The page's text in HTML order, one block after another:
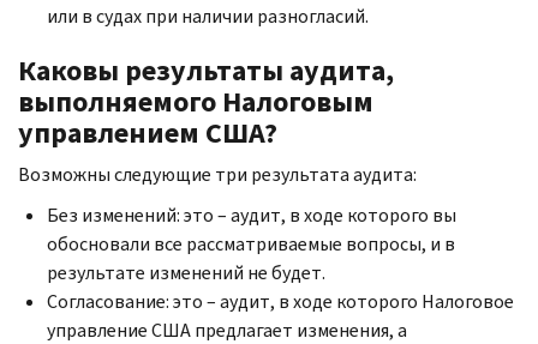
или в судах при наличии разногласий.
Каковы результаты аудита,
выполняемого Налоговым
управлением США?
Возможны следующие три результата аудита:
Без изменений: это – аудит, в ходе которого вы
обосновали все рассматриваемые вопросы, и в
результате изменений не будет.
Согласование: это – аудит, в ходе которого Налоговое
управление США предлагает изменения, а